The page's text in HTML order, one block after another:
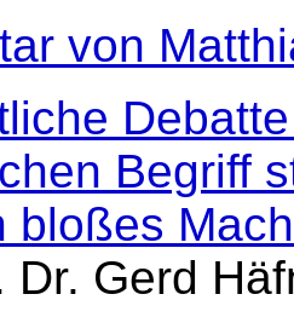
von
Begriff
bloßes
Dr. Gerd